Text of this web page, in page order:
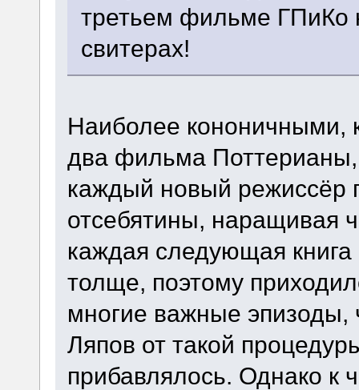
третьем фильме ГПиКо
свитерах!
Наиболее кононичными,
два фильма
каждый новый режиссёр
отсебятины, наращивая
каждая следующая книга
толще, поэтому
многие важные эпизоды,
Ляпов от такой
прибавлялось. Однако к